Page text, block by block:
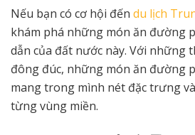
Nếu bạn có cơ hội đến du lịch
khám phá những món ăn đường
dẫn của đất nước này. Với những
đông đúc, những món ăn đường
mang trong mình nét đặc trưng
từng vùng miền.